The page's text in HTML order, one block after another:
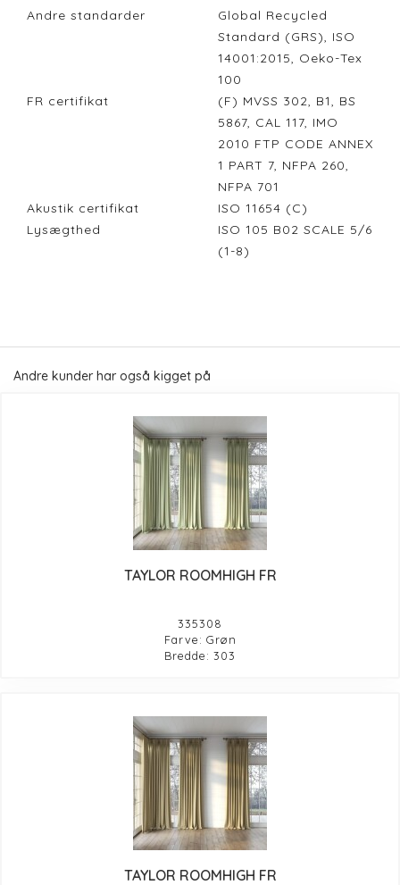
Andre standarder
Global Recycled
Standard (GRS), ISO
14001:2015, Oeko-Tex
100
FR certifikat
(F) MVSS 302, B1, BS
5867, CAL 117, IMO
2010 FTP CODE ANNEX
1 PART 7, NFPA 260,
NFPA 701
Akustik certifikat
ISO 11654 (C)
Lysægthed
ISO 105 B02 SCALE 5/6
(1-8)
Andre kunder har også kigget på
TAYLOR ROOMHIGH FR
335308
Farve: Grøn
Bredde: 303
TAYLOR ROOMHIGH FR